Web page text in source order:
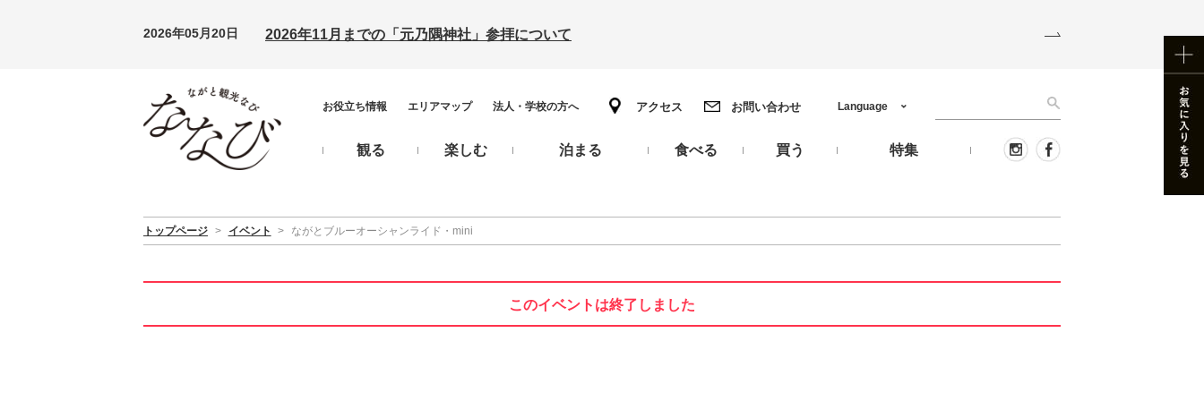
2026年05月20日 2026年11月までの「元乃隅神社」参拝について
お役立ち情報 エリアマップ 法人・学校の方へ アクセス お問い合わせ
観る 楽しむ 泊まる 食べる 買う 特集
Language
トップページ > イベント > ながとブルーオーシャンライド・mini
このイベントは終了しました